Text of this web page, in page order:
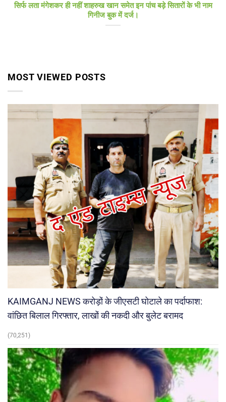
सिर्फ लता मंगेशकर ही नहीं शाहरुख खान समेत इन पांच बड़े सितारों के भी नाम
गिनीज बुक में दर्ज।
MOST VIEWED POSTS
KAIMGANJ NEWS करोड़ों के जीएसटी घोटाले का पर्दाफाश:
वांछित बिलाल गिरफ्तार, लाखों की नकदी और बुलेट बरामद
(70,251)